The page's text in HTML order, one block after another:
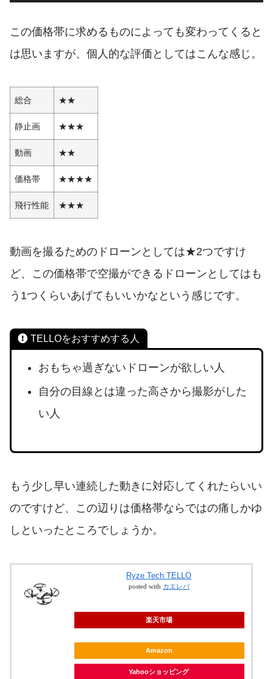
この価格帯に求めるものによっても変わってくると
は思いますが、個人的な評価としてはこんな感じ。
総合 ★★
静止画 ★★★
動画 ★★
価格帯 ★★★★
飛行性能 ★★★
動画を撮るためのドローンとしては★2つですけ
ど、この価格帯で空撮ができるドローンとしてはも
う1つくらいあげてもいいかなという感じです。
TELLOをおすすめする人
おもちゃ過ぎないドローンが欲しい人
自分の目線とは違った高さから撮影がした
い人
もう少し早い連続した動きに対応してくれたらいい
のですけど、この辺りは価格帯ならではの痛しかゆ
しといったところでしょうか。
Ryze Tech TELLO
posted with カエレバ
楽天市場
Amazon
Yahooショッピング